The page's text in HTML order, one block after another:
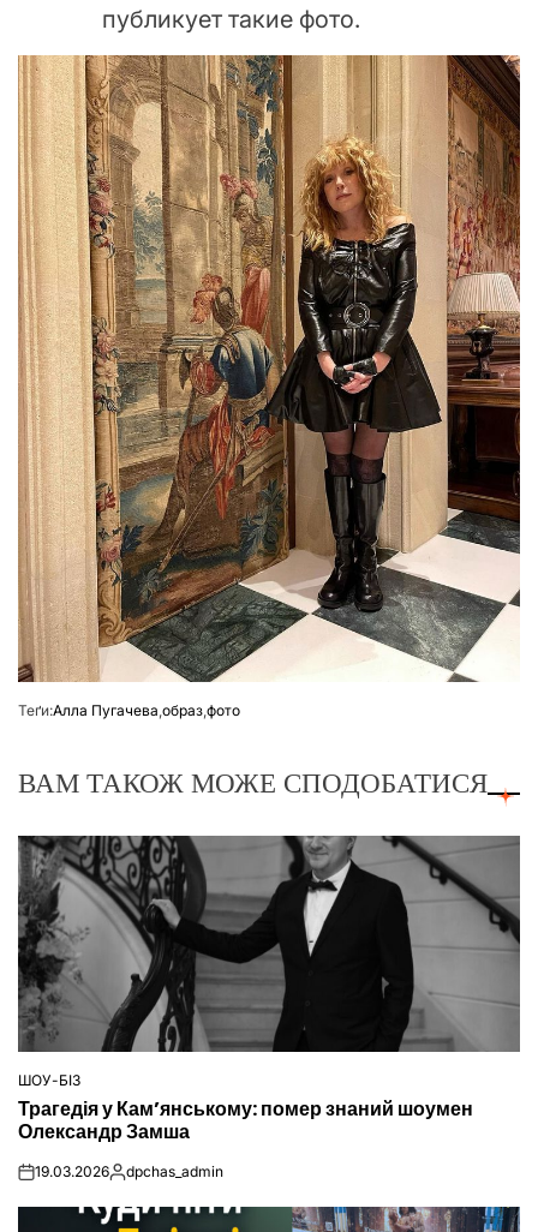
публикует такие фото.
Теґи:Алла Пугачева,образ,фото
ВАМ ТАКОЖ МОЖЕ СПОДОБАТИСЯ
ОПУБЛІКУВАТИ
ШОУ-БІЗ
Трагедія у Кам’янському: помер знаний шоумен
Олександр Замша
on19.03.2026Опубліковано
dpchas_admin